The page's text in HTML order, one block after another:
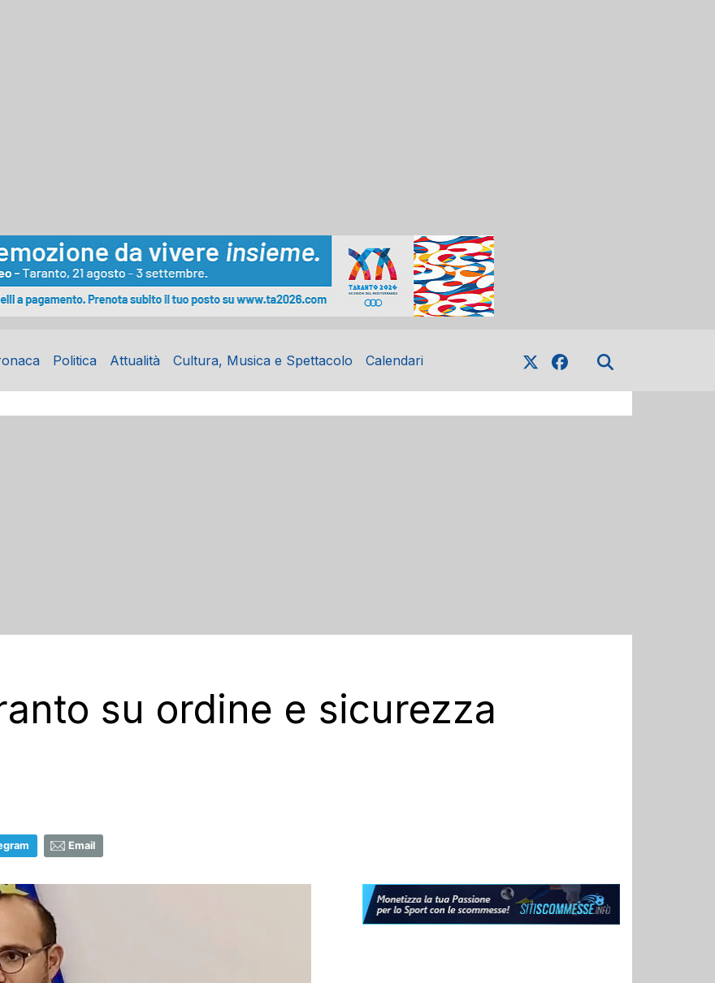
Politica Attualità Cultura, Musica e Spettacolo Calendari
su ordine e sicurezza
Email